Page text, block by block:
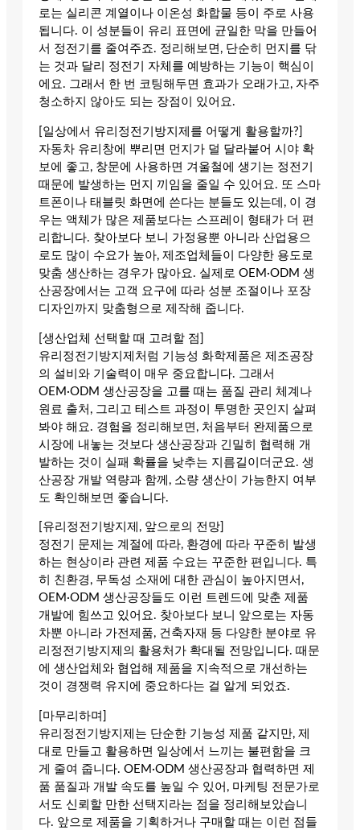
로는 실리콘 계열이나 이온성 화합물 등이 주로 사용
됩니다. 이 성분들이 유리 표면에 균일한 막을 만들어
서 정전기를 줄여주죠. 정리해보면, 단순히 먼지를 닦
는 것과 달리 정전기 자체를 예방하는 기능이 핵심이
에요. 그래서 한 번 코팅해두면 효과가 오래가고, 자주
청소하지 않아도 되는 장점이 있어요.
[일상에서 유리정전기방지제를 어떻게 활용할까?]
자동차 유리창에 뿌리면 먼지가 덜 달라붙어 시야 확
보에 좋고, 창문에 사용하면 겨울철에 생기는 정전기
때문에 발생하는 먼지 끼임을 줄일 수 있어요. 또 스마
트폰이나 태블릿 화면에 쓴다는 분들도 있는데, 이 경
우는 액체가 많은 제품보다는 스프레이 형태가 더 편
리합니다. 찾아보다 보니 가정용뿐 아니라 산업용으
로도 많이 수요가 높아, 제조업체들이 다양한 용도로
맞춤 생산하는 경우가 많아요. 실제로 OEM·ODM 생
산공장에서는 고객 요구에 따라 성분 조절이나 포장
디자인까지 맞춤형으로 제작해 줍니다.
[생산업체 선택할 때 고려할 점]
유리정전기방지제처럼 기능성 화학제품은 제조공장
의 설비와 기술력이 매우 중요합니다. 그래서
OEM·ODM 생산공장을 고를 때는 품질 관리 체계나
원료 출처, 그리고 테스트 과정이 투명한 곳인지 살펴
봐야 해요. 경험을 정리해보면, 처음부터 완제품으로
시장에 내놓는 것보다 생산공장과 긴밀히 협력해 개
발하는 것이 실패 확률을 낮추는 지름길이더군요. 생
산공장 개발 역량과 함께, 소량 생산이 가능한지 여부
도 확인해보면 좋습니다.
[유리정전기방지제, 앞으로의 전망]
정전기 문제는 계절에 따라, 환경에 따라 꾸준히 발생
하는 현상이라 관련 제품 수요는 꾸준한 편입니다. 특
히 친환경, 무독성 소재에 대한 관심이 높아지면서,
OEM·ODM 생산공장들도 이런 트렌드에 맞춘 제품
개발에 힘쓰고 있어요. 찾아보다 보니 앞으로는 자동
차뿐 아니라 가전제품, 건축자재 등 다양한 분야로 유
리정전기방지제의 활용처가 확대될 전망입니다. 때문
에 생산업체와 협업해 제품을 지속적으로 개선하는
것이 경쟁력 유지에 중요하다는 걸 알게 되었죠.
[마무리하며]
유리정전기방지제는 단순한 기능성 제품 같지만, 제
대로 만들고 활용하면 일상에서 느끼는 불편함을 크
게 줄여 줍니다. OEM·ODM 생산공장과 협력하면 제
품 품질과 개발 속도를 높일 수 있어, 마케팅 전문가로
서도 신뢰할 만한 선택지라는 점을 정리해보았습니
다. 앞으로 제품을 기획하거나 구매할 때는 이런 점들